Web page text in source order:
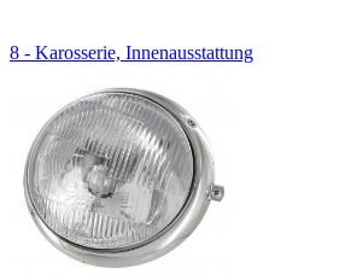
8 - Karosserie, Innenausstattung